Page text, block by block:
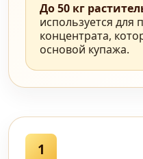
До 50 кг
используется для
концентрата,
основой купажа.
1